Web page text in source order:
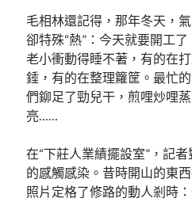
毛相林還記得，那年冬天，
卻特殊“熱”：今天就要開工
老小衝動得睡不著，有的在
錘，有的在整理籮筐。最忙
們鉚足了勁兒干，煎哩炒哩
亮……
在“下莊人業績擺設室”，記
的感觸感染。昔時開山的東
照片定格了修路的動人剎時